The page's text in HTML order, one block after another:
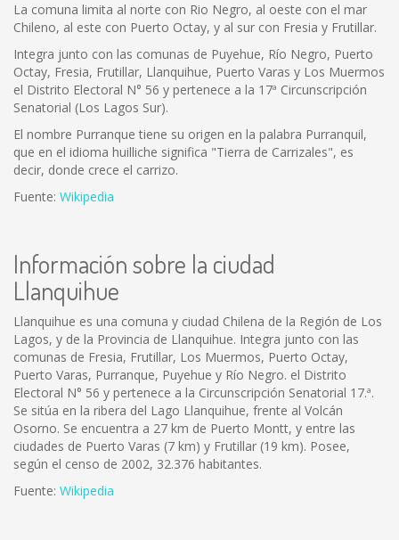
La comuna limita al norte con Rio Negro, al oeste con el mar
Chileno, al este con Puerto Octay, y al sur con Fresia y Frutillar.
Integra junto con las comunas de Puyehue, Río Negro, Puerto
Octay, Fresia, Frutillar, Llanquihue, Puerto Varas y Los Muermos
el Distrito Electoral N° 56 y pertenece a la 17ª Circunscripción
Senatorial (Los Lagos Sur).
El nombre Purranque tiene su origen en la palabra Purranquil,
que en el idioma huilliche significa "Tierra de Carrizales", es
decir, donde crece el carrizo.
Fuente: Wikipedia
Información sobre la ciudad
Llanquihue
Llanquihue es una comuna y ciudad Chilena de la Región de Los
Lagos, y de la Provincia de Llanquihue. Integra junto con las
comunas de Fresia, Frutillar, Los Muermos, Puerto Octay,
Puerto Varas, Purranque, Puyehue y Río Negro. el Distrito
Electoral N° 56 y pertenece a la Circunscripción Senatorial 17.ª.
Se sitúa en la ribera del Lago Llanquihue, frente al Volcán
Osorno. Se encuentra a 27 km de Puerto Montt, y entre las
ciudades de Puerto Varas (7 km) y Frutillar (19 km). Posee,
según el censo de 2002, 32.376 habitantes.
Fuente: Wikipedia